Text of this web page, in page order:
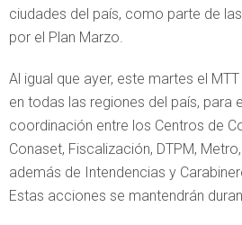
ciudades del país, como parte de
por el Plan Marzo.
Al igual que ayer, este martes el
en todas las regiones del país, para
coordinación entre los Centros de
Conaset, Fiscalización, DTPM,
además de Intendencias y
Estas acciones se mantendrán